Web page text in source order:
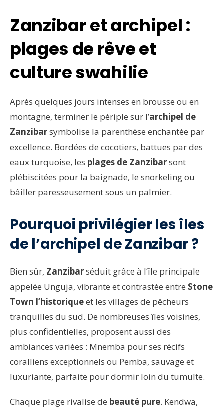
Zanzibar et archipel :
plages de rêve et
culture swahilie
Après quelques jours intenses en brousse ou en
montagne, terminer le périple sur l’archipel de
Zanzibarsymbolise la parenthèse enchantée par
excellence. Bordées de cocotiers, battues par des
eaux turquoise, les plages de Zanzibarsont
plébiscitées pour la baignade, le snorkeling ou
bâiller paresseusement sous un palmier.
Pourquoi privilégier les îles
de l’archipel de Zanzibar ?
Bien sûr, Zanzibarséduit grâce à l’île principale
appelée Unguja, vibrante et contrastée entre Stone
Town l’historiqueet les villages de pêcheurs
tranquilles du sud. De nombreuses îles voisines,
plus confidentielles, proposent aussi des
ambiances variées : Mnemba pour ses récifs
coralliens exceptionnels ou Pemba, sauvage et
luxuriante, parfaite pour dormir loin du tumulte.
Chaque plage rivalise de beauté pure. Kendwa,